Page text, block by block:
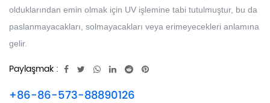
olduklarından emin olmak için UV işlemine tabi tutulmuştur, bu da
paslanmayacakları, solmayacakları veya erimeyecekleri anlamına
gelir.
Paylaşmak :
+86-86-573-88890126